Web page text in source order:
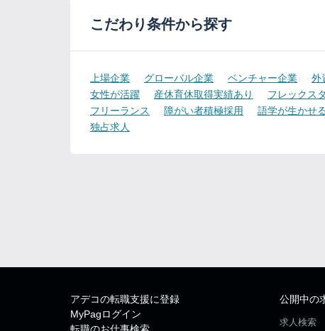
こだわり条件から探す
上場企業 グローバル企業 ベンチャー企業 外
女性が活躍
産休育休取得実績あり フレックス
フリーランス
障がい者積極採用 語学が生かせ
独占求人
アデコの転職支援に登録
MyPagログイン
公開中の
求人検索